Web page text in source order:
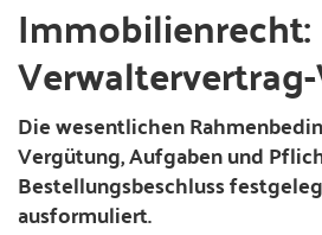
Immobilienrecht:
Die wesentlichen
Vergütung, Aufgaben und
Bestellungsbeschluss
ausformuliert.